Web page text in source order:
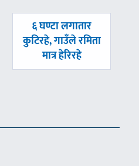
अघिल्लाे
-
६ घण्टा लगातार
कुटिरहे, गाउँले रमिता
मात्र हेरिरहे